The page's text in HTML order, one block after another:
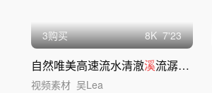
3购买 8K 7'23
自然唯美高速流水清澈溪流潺潺流水山间
视频素材 吴Lea